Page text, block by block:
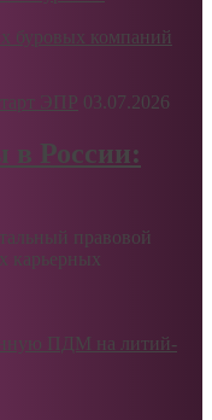
буровых компаний
03.07.2026
в России:
правовой
карьерных